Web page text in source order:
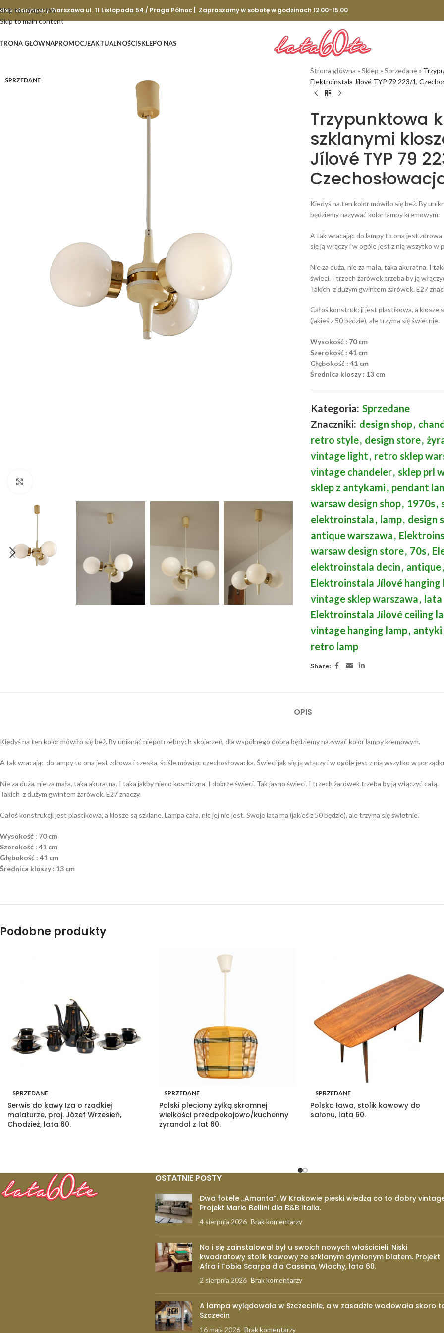
Skip to navigation
Skip to main content
stacjonary Warszawa ul. 11 Listopada 54 / Praga Północ | Zapraszamy w sobotę w godzinach 12.00-15.00
GŁÓWNAPROMOCJEAKTUALNOŚCISKLEPO NAS
SPRZEDANE
Strona główna » Sklep » Sprzedane»
Elektroinstala Jílové TYP 79 223/1,
Trzypunktowa
szklanymi
Jílové TYP 79
Kiedyś na ten kolor mówiło się beż. By
będziemy nazywać kolor lampy kremowym.
A tak wracając do lampy to ona jest zdrowa
się ją włączy i w ogóle jest z nią wszytko w
Nie za duża, nie za mała, taka akuratna. I
świeci. I trzech żarówek trzeba by ją
Takich z dużym gwintem żarówek. E27
Całoś konstrukcji jest plastikowa, a klosze
(jakieś z 50 będzie), ale trzyma się świetnie.
Wysokość : 70 cm
Szerokość : 41 cm
Głębokość : 41 cm
Średnica kloszy : 13 cm
Kategoria: Sprzedane
Znaczniki: design shop,
retro style, design store,
vintage light, retro sklep
vintage chandeler, sklep prl
sklep z antykami, pendant
warsaw design shop, 1970s,
elektroinstala, lamp, design
antique warszawa,
warsaw design store, 70s,
elektroinstala decin, antique,
Elektroinstala Jílové hanging
vintage sklep warszawa, lata
Elektroinstala Jílové ceiling
vintage hanging lamp, antyki
retro lamp
Share:
OPIS
Kiedyś na ten kolor mówiło się beż. By uniknąć niepotrzebnych skojarzeń, dla wspólnego dobra będziemy nazywać kolor lampy kremowym.
A tak wracając do lampy to ona jest zdrowa i czeska, ściśle mówiąc czechosłowacka. Świeci jak się ją włączy i w ogóle jest z nią wszytko w
Nie za duża, nie za mała, taka akuratna. I taka jakby nieco kosmiczna. I dobrze świeci. Tak jasno świeci. I trzech żarówek trzeba by ją włączyć całą.
Takich z dużym gwintem żarówek. E27 znaczy.
Całoś konstrukcji jest plastikowa, a klosze są szklane. Lampa cała, nic jej nie jest. Swoje lata ma (jakieś z 50 będzie), ale trzyma się świetnie.
Wysokość : 70 cm
Szerokość : 41 cm
Głębokość : 41 cm
Średnica kloszy : 13 cm
Podobne produkty
SPRZEDANE
Serwis do kawy Iza o rzadkiej
malaturze, proj. Józef Wrzesień,
Chodzież, lata 60.
SPRZEDANE
Polski pleciony żyłką skromnej
wielkości przedpokojowo/kuchenny
żyrandol z lat 60.
SPRZEDANE
Polska ława, stolik kawowy do
salonu, lata 60.
OSTATNIE POSTY
Dwa fotele „Amanta”. W Krakowie pieski wiedzą co to dobry
Projekt Mario Bellini dla B&B Italia.
4 sierpnia 2026 Brak komentarzy
No i się zainstalował był u swoich nowych właścicieli. Niski
kwadratowy stolik kawowy ze szklanym dymionym blatem. Projekt
Afra i Tobia Scarpa dla Cassina, Włochy, lata 60.
2 sierpnia 2026 Brak komentarzy
A lampa wylądowała w Szczecinie, a w zasadzie wodowała skoro
Szczecin
16 maja 2026 Brak komentarzy